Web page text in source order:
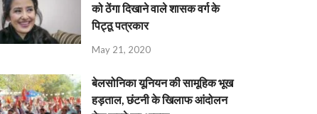
को ठेंगा दिखाने वाले शासक वर्ग के
पिट्ठू पत्रकार
May 21, 2020
बेलसोनिका यूनियन की सामूहिक भूख
हड़ताल, छंटनी के खिलाफ आंदोलन